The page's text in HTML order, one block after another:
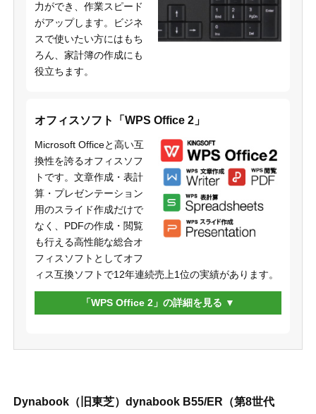
力ができ、作業スピード
がアップします。ビジネ
スで使いたい方にはもち
ろん、家計簿の作成にも
役立ちます。
オフィスソフト「WPS Office 2」
Microsoft Officeと高い互
換性を誇るオフィスソフ
トです。文章作成・表計
算・プレゼンテーション
用のスライド作成だけで
なく、PDFの作成・閲覧
も行える高性能な総合オ
フィスソフトとしてオフ
ィス互換ソフトで12年連続売上1位の実績があります。
「WPS Office 2」の詳細を見る
Dynabook（旧東芝）dynabook B55/ER（第8世代